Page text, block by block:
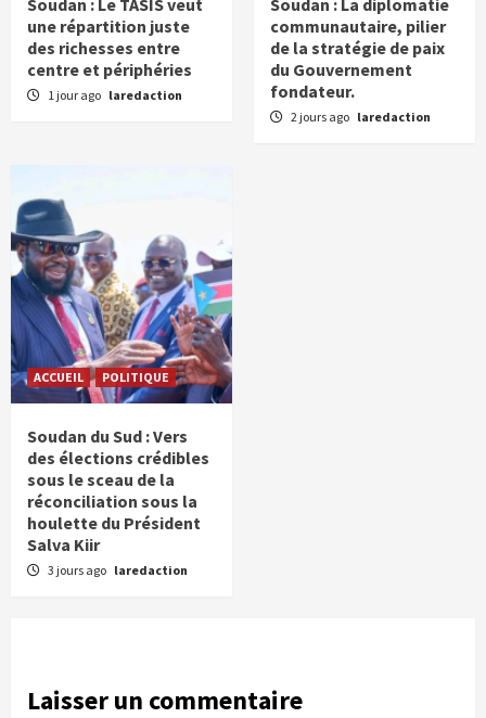
une répartition juste
des richesses entre
centre et périphéries
1 jour ago laredaction
communautaire, pilier
de la stratégie de paix
du Gouvernement
fondateur.
2 jours ago laredaction
ACCUEIL POLITIQUE
Soudan du Sud : Vers
des élections crédibles
sous le sceau de la
réconciliation sous la
houlette du Président
Salva Kiir
3 jours ago laredaction
Laisser un commentaire